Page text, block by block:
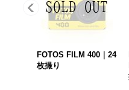
FOTOS FILM 400｜24
枚撮り